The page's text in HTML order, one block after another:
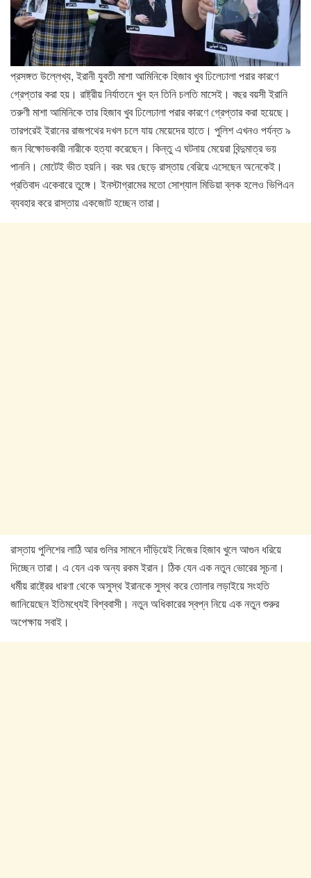
প্রসঙ্গত উল্লেখ্য, ইরানী যুবতী মাশা আমিনিকে হিজাব খুব ঢিলেঢালা পরার কারণে
গ্রেপ্তার করা হয়। রাষ্ট্রীয় নির্যাতনে খুন হন তিনি চলতি মাসেই। বছর বয়সী ইরানি
তরুণী মাশা আমিনিকে তার হিজাব খুব ঢিলেঢালা পরার কারণে গ্রেপ্তার করা হয়েছে।
তারপরেই ইরানের রাজপথের দখল চলে যায় মেয়েদের হাতে। পুলিশ এখনও পর্যন্ত ৯
জন বিক্ষোভকারী নারীকে হত্যা করেছেন। কিন্তু এ ঘটনায় মেয়েরা বিন্দুমাত্র ভয়
পাননি। মোটেই ভীত হয়নি। বরং ঘর ছেড়ে রাস্তায় বেরিয়ে এসেছেন অনেকেই।
প্রতিবাদ একেবারে তুঙ্গে। ইনস্টাগ্রামের মতো সোশ্যাল মিডিয়া ব্লক হলেও ভিপিএন
ব্যবহার করে রাস্তায় একজোট হচ্ছেন তারা।
রাস্তায় পুলিশের লাঠি আর গুলির সামনে দাঁড়িয়েই নিজের হিজাব খুলে আগুন ধরিয়ে
দিচ্ছেন তারা। এ যেন এক অন্য রকম ইরান। ঠিক যেন এক নতুন ভোরের সূচনা।
ধর্মীয় রাষ্ট্রের ধারণা থেকে অসুস্থ ইরানকে সুস্থ করে তোলার লড়াইয়ে সংহতি
জানিয়েছেন ইতিমধ্যেই বিশ্ববাসী। নতুন অধিকারের স্বপ্ন নিয়ে এক নতুন শুরুর
অপেক্ষায় সবাই।